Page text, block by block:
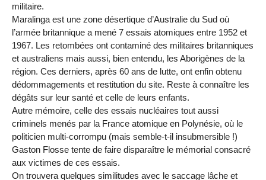
militaire.
Maralinga est une zone désertique d’Australie du Sud où
l’armée britannique a mené 7 essais atomiques entre 1952 et
1967. Les retombées ont contaminé des militaires britanniques
et australiens mais aussi, bien entendu, les Aborigènes de la
région. Ces derniers, après 60 ans de lutte, ont enfin obtenu
dédommagements et restitution du site. Reste à connaître les
dégâts sur leur santé et celle de leurs enfants.
Autre mémoire, celle des essais nucléaires tout aussi
criminels menés par la France atomique en Polynésie, où le
politicien multi-corrompu (mais semble-t-il insubmersible !)
Gaston Flosse tente de faire disparaître le mémorial consacré
aux victimes de ces essais.
On trouvera quelques similitudes avec le saccage lâche et